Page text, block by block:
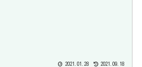
2021.01.28 2021.09.18